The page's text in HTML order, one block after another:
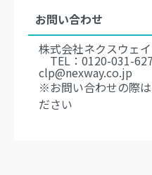
お問い合わせ
株式会社ネクスウェ
TEL：0120-031-
clp@nexway.co.jp
※お問い合わせの際
ださい